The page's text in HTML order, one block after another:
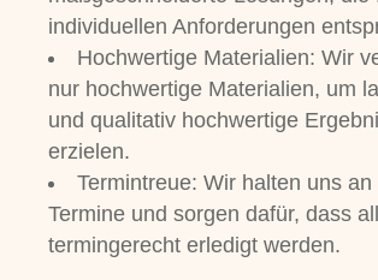
individuellen Anforderungen
Hochwertige Materialien: Wir
nur hochwertige Materialien, um
und qualitativ hochwertige
erzielen.
Termintreue: Wir halten uns
Termine und sorgen dafür, dass
termingerecht erledigt werden.